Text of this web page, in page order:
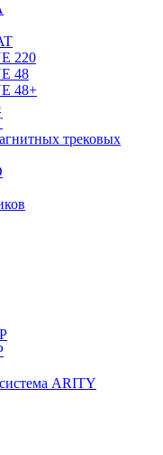
220
48
48+
трековых
система ARITY